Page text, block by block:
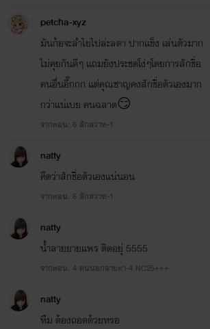
petcha-xyz
มันก้อจะลำไยไปล่ะลดา ปากเเข็ง เล่นตัวมาก
ไม่คุยกันดีๆ แถมยังประชดโง่ๆโดยการสักชื่อ
คนอื่นอี๊กกก แต่คุณชาญคงสักชื่อตัวเองมาก
กว่าแน่เบย คนฉลาด😏
จากตอน: 6 สักสวาท-1
natty
คืดว่าสักชื่อตัวเองแน่นอน
จากตอน: 6 สักสวาท-1
natty
น้ำลายยายแพร ติดอยุ่ 5555
จากตอน: 4 คนนอกสายตา-4 NC25+++
natty
หืม ต้องถอดด้วยหรอ